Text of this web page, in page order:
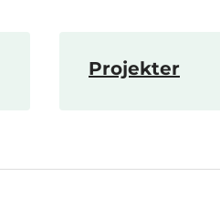
Projekter